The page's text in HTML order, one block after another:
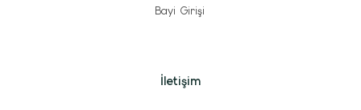
Bayi Girişi
İletişim